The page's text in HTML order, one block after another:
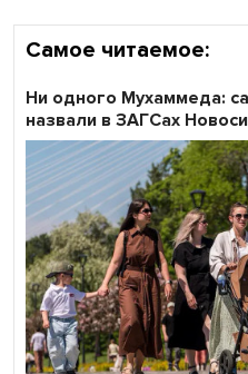
Самое читаемое:
Ни одного Мухаммеда:
назвали в ЗАГСах